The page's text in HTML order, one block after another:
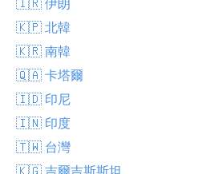
🇰🇵 北韓
🇰🇷 南韓
🇶🇦 卡塔爾
🇮🇩 印尼
🇮🇳 印度
🇹🇼 台灣
🇰🇬 吉爾吉斯斯坦